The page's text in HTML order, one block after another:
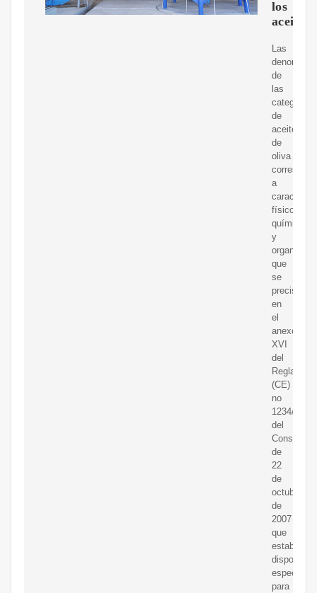
los
aceites
Las
de
las
categorías
de
aceite
de
oliva
a
físico-
químicas
y
que
se
precisan
en
el
anexo
XVI
del
(CE)
no
1234/2007
del
Consejo,
de
22
de
octubre
de
2007
que
establece
para